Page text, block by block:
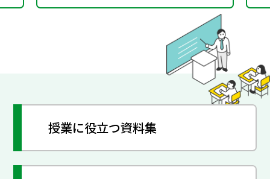
授業に役立つ資料集